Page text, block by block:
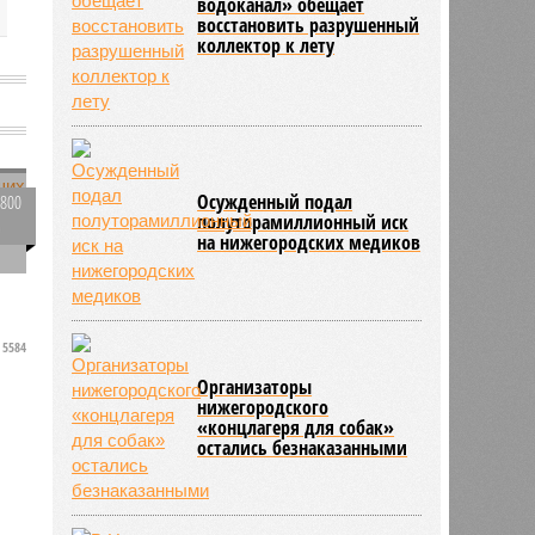
5584
восстановить разрушенный
коллектор к лету
Осужденный подал
полуторамиллионный иск
на нижегородских медиков
Организаторы
нижегородского
«концлагеря для собак»
остались безнаказанными